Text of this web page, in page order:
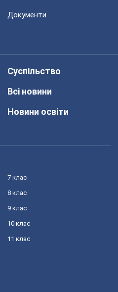
Документи
Суспільство
Всі новини
Новини освіти
7 клас
8 клас
9 клас
10 клас
11 клас